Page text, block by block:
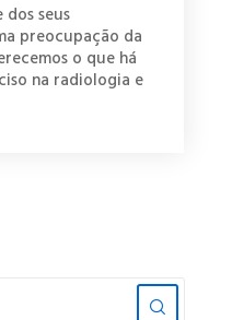
seus
preocupação da
o que há
na radiologia e